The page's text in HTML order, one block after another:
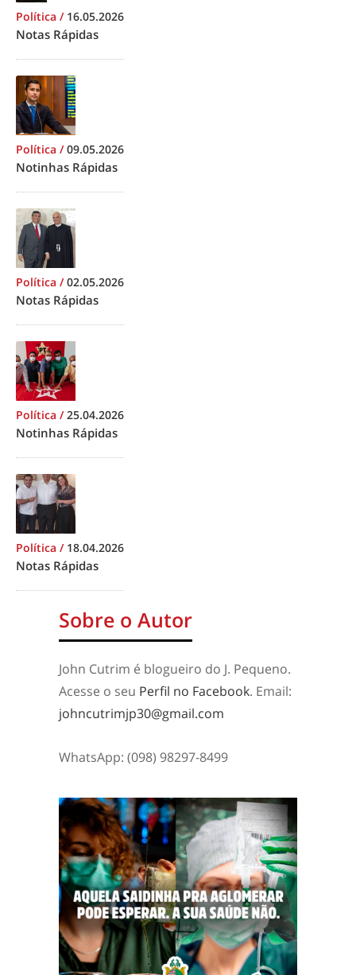
Política / 16.05.2026
Notas Rápidas
Política /09.05.2026
Notinhas Rápidas
Política /02.05.2026
Notas Rápidas
Política /25.04.2026
Notinhas Rápidas
Política / 18.04.2026
Notas Rápidas
Sobre o Autor
John Cutrim é blogueiro do J. Pequeno.
Acesse o seu Perfil no Facebook. Email:
johncutrimjp30@gmail.com
WhatsApp: (098) 98297-8499